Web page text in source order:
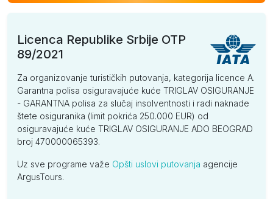
Licenca Republike Srbije OTP
89/2021
Za organizovanje turističkih putovanja, kategorija licence A.
Garantna polisa osiguravajuće kuće TRIGLAV OSIGURANJE
- GARANTNA polisa za slučaj insolventnosti i radi naknade
štete osiguranika (limit pokrića 250.000 EUR) od
osiguravajuće kuće TRIGLAV OSIGURANJE ADO BEOGRAD
broj 470000065393.
Uz sve programe važe Opšti uslovi putovanja agencije
ArgusTours.